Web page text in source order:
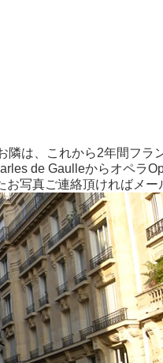
は、これから2年間フラ
de Gaulleからオペラ
写真ご連絡頂ければメー